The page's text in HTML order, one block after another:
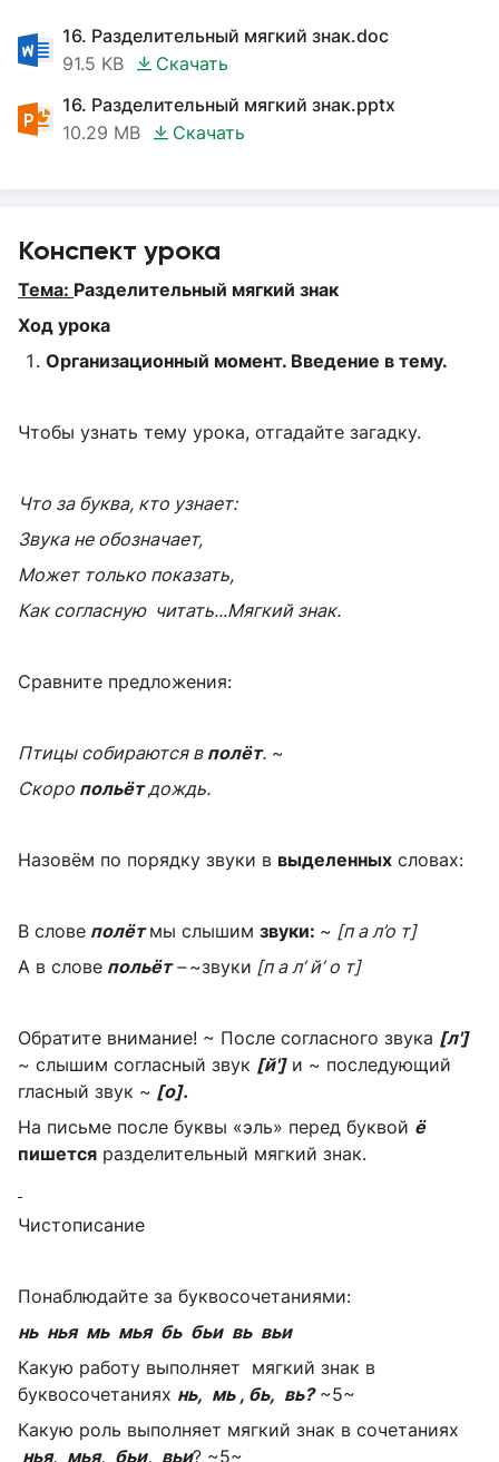
16. Разделительный мягкий знак.doc
91.5 KB
Скачать
16. Разделительный мягкий знак.pptx
10.29 MB
Скачать
Конспект урока
Тема: Разделительный мягкий знак
Ход урока
Организационный момент. Введение в тему.
Чтобы узнать тему урока, отгадайте загадку.
Что за буква, кто узнает:
Звука не обозначает,
Может только показать,
Как согласную читать...Мягкий знак.
Сравните предложения:
Птицы собираются в полёт. ~
Скоро польётдождь.
Назовём по порядку звуки в выделенных словах:
В слове полёт мы слышим звуки: ~ [п а л’о т]
А в слове польёт–~звуки [п а л’ й’ о т]
Обратите внимание! ~ После согласного звука [л']
~ слышим согласный звук [й']и ~ последующий
гласный звук ~ [о].
На письме после буквы «эль» перед буквой ё
пишется разделительный мягкий знак.
Чистописание
Понаблюдайте за буквосочетаниями:
нь нья мь мья бь бьи вь вьи
Какую работу выполняет мягкий знак в
буквосочетаниях нь, мь , бь, вь?~5~
Какую роль выполняет мягкий знак в сочетаниях
нья, мья, бьи, вьи? ~5~